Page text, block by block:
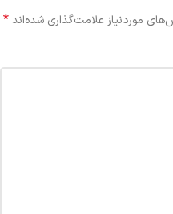
موردنیاز علامت‌گذاری شده‌اند*